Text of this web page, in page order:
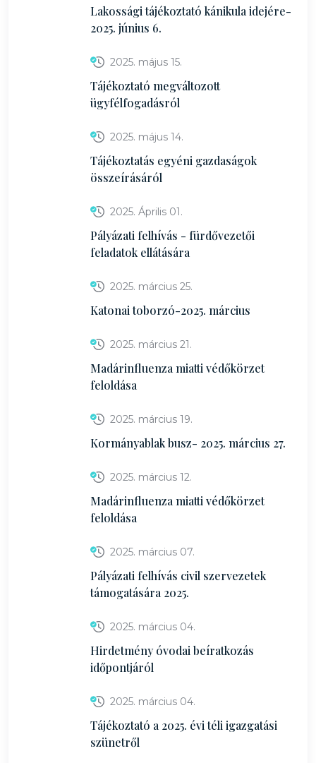
Lakossági tájékoztató kánikula idejére-
2025. június 6.
2025. május 15.
Tájékoztató megváltozott
ügyfélfogadásról
2025. május 14.
Tájékoztatás egyéni gazdaságok
összeírásáról
2025. Április 01.
Pályázati felhívás - fürdővezetői
feladatok ellátására
2025. március 25.
Katonai toborzó-2025. március
2025. március 21.
Madárinfluenza miatti védőkörzet
feloldása
2025. március 19.
Kormányablak busz- 2025. március 27.
2025. március 12.
Madárinfluenza miatti védőkörzet
feloldása
2025. március 07.
Pályázati felhívás civil szervezetek
támogatására 2025.
2025. március 04.
Hirdetmény óvodai beíratkozás
időpontjáról
2025. március 04.
Tájékoztató a 2025. évi téli igazgatási
szünetről